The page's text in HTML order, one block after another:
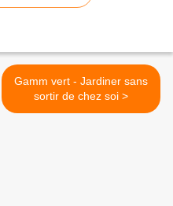
Gamm vert - Jardiner sans
sortir de chez soi >